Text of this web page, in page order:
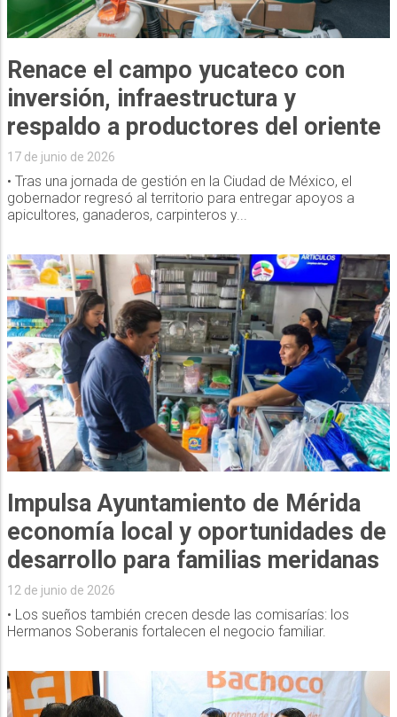
Renace el campo yucateco con
inversión, infraestructura y
respaldo a productores del oriente
17 de junio de 2026
• Tras una jornada de gestión en la Ciudad de México, el
gobernador regresó al territorio para entregar apoyos a
apicultores, ganaderos, carpinteros y...
Impulsa Ayuntamiento de Mérida
economía local y oportunidades de
desarrollo para familias meridanas
12 de junio de 2026
• Los sueños también crecen desde las comisarías: los
Hermanos Soberanis fortalecen el negocio familiar.